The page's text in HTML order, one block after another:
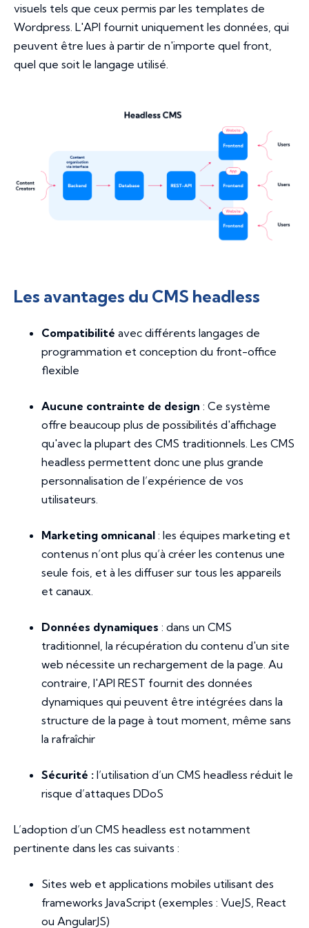
visuels tels que ceux permis par les templates de
Wordpress. L'API fournit uniquement les données, qui
peuvent être lues à partir de n'importe quel front,
quel que soit le langage utilisé.
Les avantages du CMS headless
Compatibilité avec différents langages de
programmation et conception du front-office
flexible
Aucune contrainte de design : Ce système
offre beaucoup plus de possibilités d'affichage
qu'avec la plupart des CMS traditionnels. Les CMS
headless permettent donc une plus grande
personnalisation de l’expérience de vos
utilisateurs.
Marketing omnicanal : les équipes marketing et
contenus n’ont plus qu’à créer les contenus une
seule fois, et à les diffuser sur tous les appareils
et canaux.
Données dynamiques : dans un CMS
traditionnel, la récupération du contenu d'un site
web nécessite un rechargement de la page. Au
contraire, l'API REST fournit des données
dynamiques qui peuvent être intégrées dans la
structure de la page à tout moment, même sans
la rafraîchir
Sécurité : l’utilisation d’un CMS headless réduit le
risque d’attaques DDoS
L’adoption d’un CMS headless est notamment
pertinente dans les cas suivants :
Sites web et applications mobiles utilisant des
frameworks JavaScript (exemples : VueJS, React
ou AngularJS)